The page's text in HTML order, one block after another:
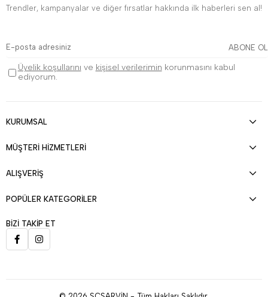
Trendler, kampanyalar ve diğer fırsatlar hakkında ilk haberleri sen al!
ABONE OL
Üyelik koşullarını ve kişisel verilerimin korunmasını kabul
ediyorum.
KURUMSAL
MÜŞTERİ HİZMETLERİ
ALIŞVERİŞ
POPÜLER KATEGORİLER
BİZİ TAKİP ET